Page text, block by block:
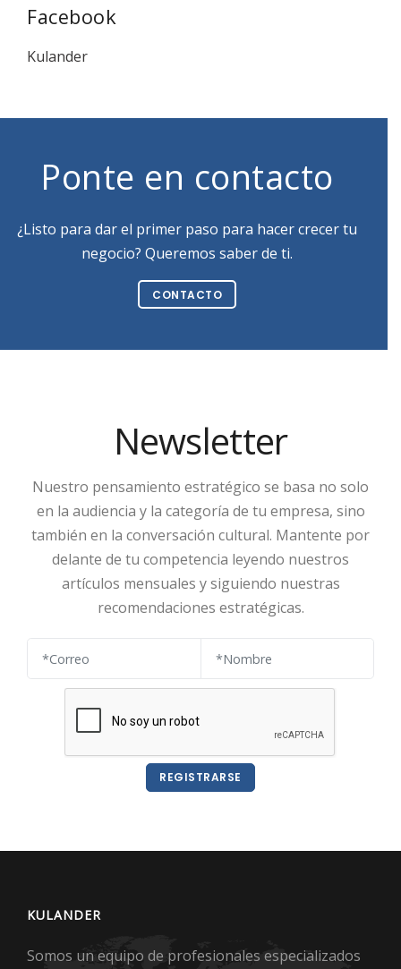
Facebook
Kulander
Ponte en contacto
¿Listo para dar el primer paso para hacer crecer tu
negocio? Queremos saber de ti.
CONTACTO
Newsletter
Nuestro pensamiento estratégico se basa no solo
en la audiencia y la categoría de tu empresa, sino
también en la conversación cultural. Mantente por
delante de tu competencia leyendo nuestros
artículos mensuales y siguiendo nuestras
recomendaciones estratégicas.
REGISTRARSE
KULANDER
Somos un equipo de profesionales especializados